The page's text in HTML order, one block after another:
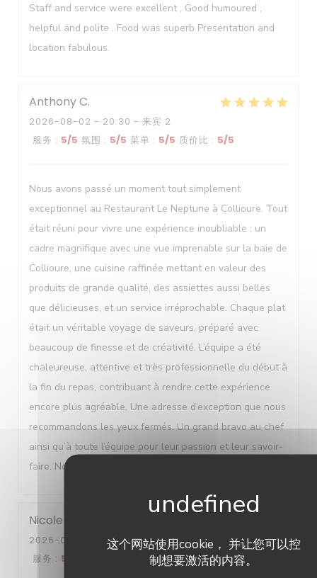
这个网站使用cookie， 并让您可以控
制想要激活的内容。
Staff and service were excellent , Good humoured ,
helpful and polite . Food was superb Presentation and
location fabulous.
AnthonyC
2026-08-02 - 20:30 - 来宾 2
服务 : 5/5 氛围 : 5/5 菜单 : 5/5 质价比 : 5/5
Nous avons passé un moment tout simplement
exceptionnel au Restaurant Le Neptune à Collioure. Tout
était réuni pour vivre une expérience inoubliable : un
cadre magnifique avec une vue imprenable sur la baie de
Collioure, une cuisine raffinée mettant en valeur des
produits de grande qualité, des assiettes aussi belles
que délicieuses, et un service irréprochable. Chaque plat
était un véritable voyage de saveurs, préparé avec
beaucoup de finesse et de créativité. L’équipe a été
chaleureuse, attentive et très professionnelle du début à
la fin du repas, contribuant à rendre cette expérience
encore plus agréable. Une adresse d’exception que nous
recommandons les yeux fermés. Un grand bravo au chef
ainsi qu’à toute l’équipe pour leur passion et leur savoir-
faire. Nous reviendrons avec un immense plaisir !
Nicole
2026-08-01
- 20:00 - 来宾 5
服务 : 5 菜单: 5/5 质价比: 4/5